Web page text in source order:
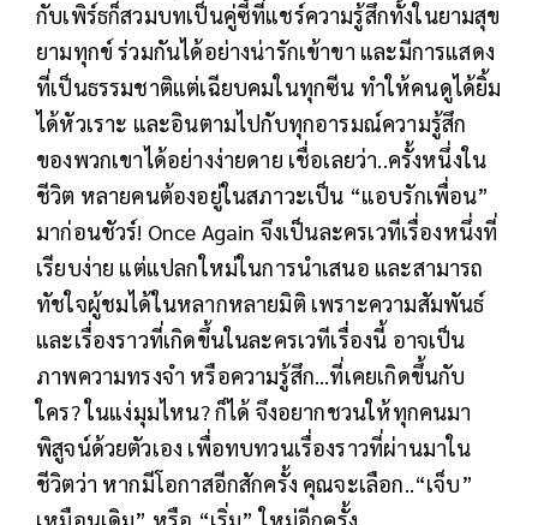
กับเพิร์ธก็สวมบทเป็นคู่ซี้ที่แชร์ความรู้สึกทั้งในยามสุข
ยามทุกข์ ร่วมกันได้อย่างน่ารักเข้าขา และมีการแสดง
ที่เป็นธรรมชาติแต่เฉียบคมในทุกซีน ทำให้คนดูได้ยิ้ม
ได้หัวเราะ และอินตามไปกับทุกอารมณ์ความรู้สึก
ของพวกเขาได้อย่างง่ายดาย เชื่อเลยว่า..ครั้งหนึ่งใน
ชีวิต หลายคนต้องอยู่ในสภาวะเป็น “แอบรักเพื่อน”
มาก่อนชัวร์! Once Again จึงเป็นละครเวทีเรื่องหนึ่งที่
เรียบง่าย แต่แปลกใหม่ในการนำเสนอ และสามารถ
ทัชใจผู้ชมได้ในหลากหลายมิติ เพราะความสัมพันธ์
และเรื่องราวที่เกิดขึ้นในละครเวทีเรื่องนี้ อาจเป็น
ภาพความทรงจำ หรือความรู้สึก...ที่เคยเกิดขึ้นกับ
ใคร? ในแง่มุมไหน? ก็ได้ จึงอยากชวนให้ทุกคนมา
พิสูจน์ด้วยตัวเอง เพื่อทบทวนเรื่องราวที่ผ่านมาใน
ชีวิตว่า หากมีโอกาสอีกสักครั้ง คุณจะเลือก..“เจ็บ”